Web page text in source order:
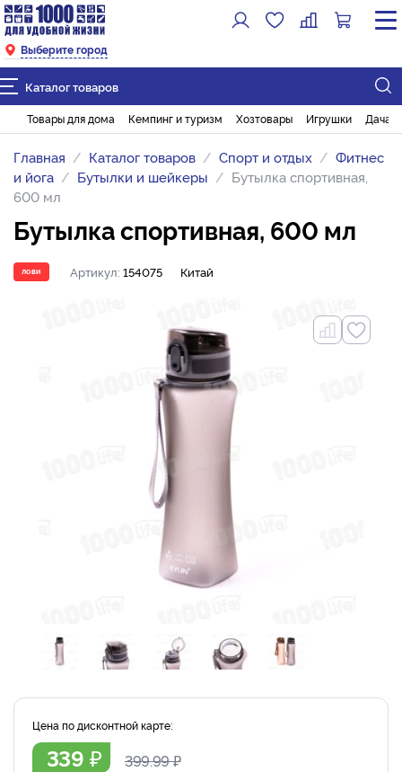
Выберите город
Каталог товаров
Товары для дома Кемпинг и туризм Хозтовары Игрушки Дача
Главная Каталог товаров Спорт и отдых
Фитнес
и йога
Бутылки и шейкеры
Бутылка спортивная,
600 мл
Бутылка спортивная, 600 мл
ЛОВИ Артикул: 154075 Китай
Цена по дисконтной карте:
339 ₽ 399.99₽